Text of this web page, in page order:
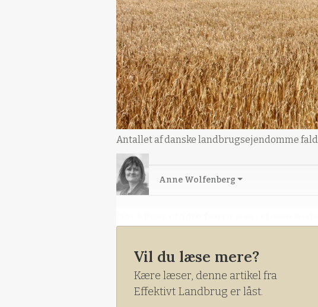
Antallet af danske landbrugsejendomme
Anne Wolfenberg
Vil du læse mere?
Kære læser, denne artikel fra
Effektivt Landbrug er låst.